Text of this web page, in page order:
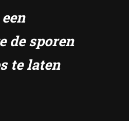
de sporen
te laten